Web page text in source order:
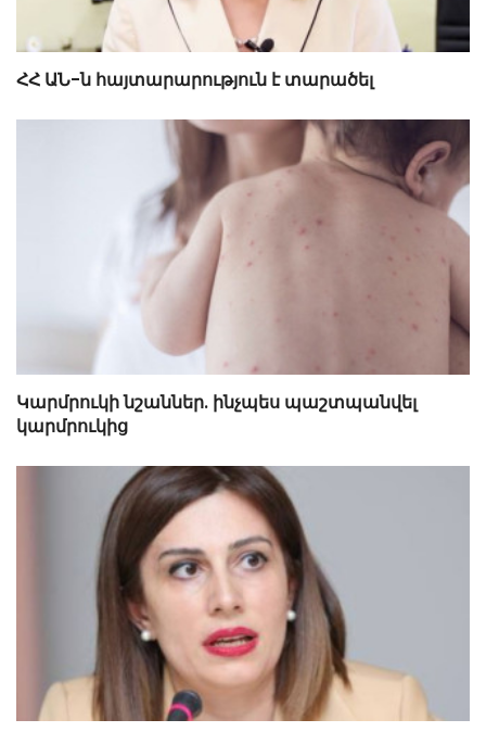
ՀՀ ԱՆ-ն հայտարարություն է տարածել
Կարմրուկի նշաններ. ինչպես պաշտպանվել
կարմրուկից